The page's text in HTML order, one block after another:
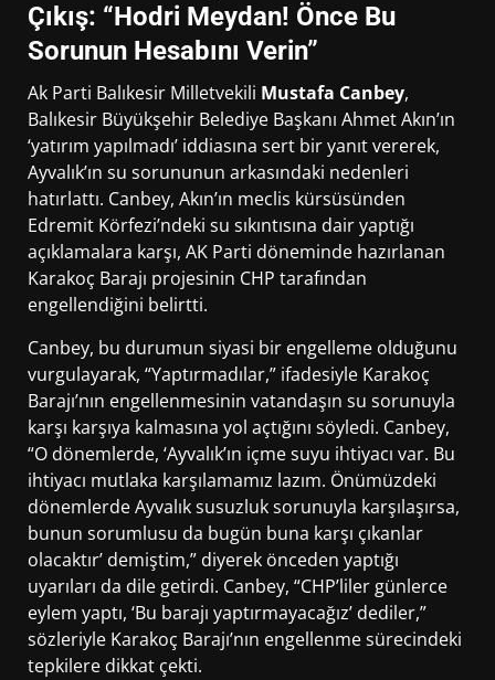
Çıkış: “Hodri Meydan! Önce Bu
Sorunun Hesabını Verin”
Ak Parti Balıkesir Milletvekili Mustafa Canbey,
Balıkesir Büyükşehir Belediye Başkanı Ahmet Akın’ın
‘yatırım yapılmadı’ iddiasına sert bir yanıt vererek,
Ayvalık’ın su sorununun arkasındaki nedenleri
hatırlattı. Canbey, Akın’ın meclis kürsüsünden
Edremit Körfezi’ndeki su sıkıntısına dair yaptığı
açıklamalara karşı, AK Parti döneminde hazırlanan
Karakoç Barajı projesinin CHP tarafından
engellendiğini belirtti.
Canbey, bu durumun siyasi bir engelleme olduğunu
vurgulayarak, “Yaptırmadılar,” ifadesiyle Karakoç
Barajı’nın engellenmesinin vatandaşın su sorunuyla
karşı karşıya kalmasına yol açtığını söyledi. Canbey,
“O dönemlerde, ‘Ayvalık’ın içme suyu ihtiyacı var. Bu
ihtiyacı mutlaka karşılamamız lazım. Önümüzdeki
dönemlerde Ayvalık susuzluk sorunuyla karşılaşırsa,
bunun sorumlusu da bugün buna karşı çıkanlar
olacaktır’ demiştim,” diyerek önceden yaptığı
uyarıları da dile getirdi. Canbey, “CHP’liler günlerce
eylem yaptı, ‘Bu barajı yaptırmayacağız’ dediler,”
sözleriyle Karakoç Barajı’nın engellenme sürecindeki
tepkilere dikkat çekti.